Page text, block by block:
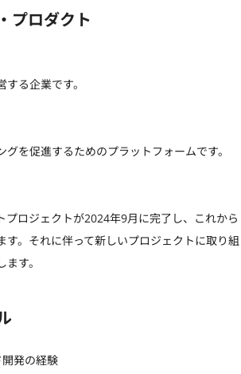
プロダクト
る企業です。
を促進するためのプラットフォームです。
プロジェクトが2024年9月に完了し、これから
す。それに伴って新しいプロジェクトに取り組
す。
発の経験